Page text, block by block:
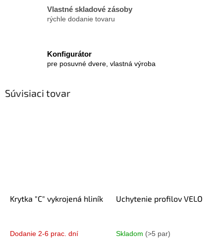
Vlastné skladové zásoby
rýchle dodanie tovaru
Konfigurátor
pre posuvné dvere, vlastná výroba
Súvisiaci tovar
Krytka "C" vykrojená hliník
Dodanie 2-6 prac. dní
Uchytenie profilov VELO
Skladom (>5 par)